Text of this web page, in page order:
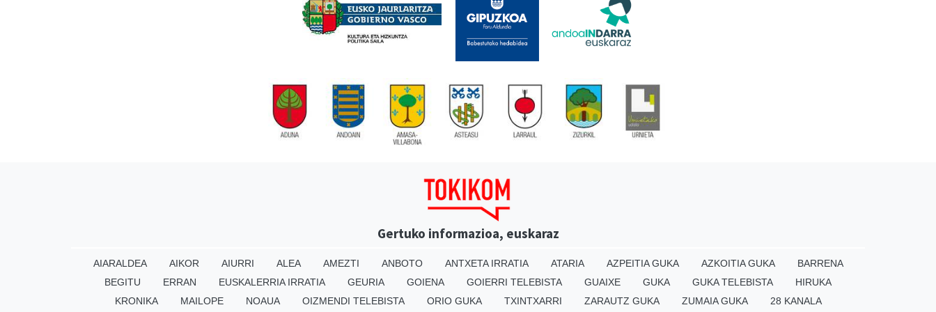
Gertuko informazioa, euskaraz
AIARALDEA AIKOR AIURRI ALEA AMEZTI ANBOTO ANTXETA IRRATIA ATARIA AZPEITIA GUKA AZKOITIA GUKA
BARRENA
BEGITU
ERRAN EUSKALERRIA IRRATIA GEURIA GOIENA GOIERRI TELEBISTA GUAIXE GUKA GUKA TELEBISTA
HIRUKA
KRONIKA
MAILOPE NOAUA OIZMENDI TELEBISTA ORIO GUKA TXINTXARRI ZARAUTZ GUKA ZUMAIA GUKA 28 KANALA